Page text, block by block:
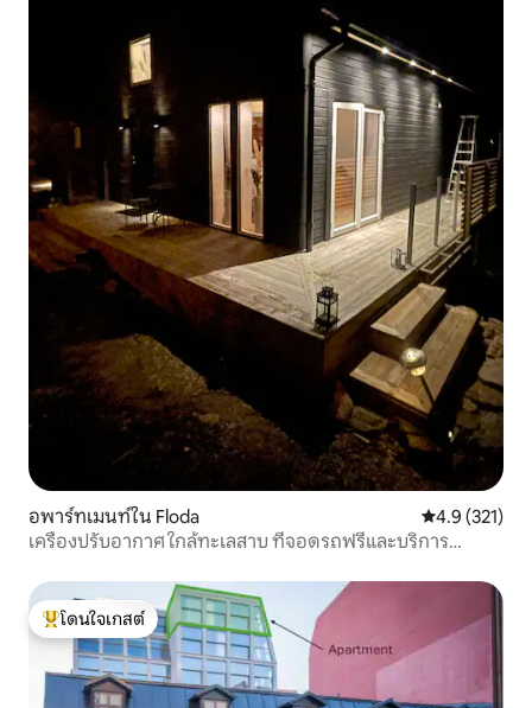
อพาร์ทเมนท์ใน Floda คะแนนเฉลี่ย
4.9 (321)
เครื่องปรับอากาศ ใกล้ทะเลสาบ ที่จอดรถฟรีและบริการ
โดนใจเกสต์ที่สุด
โดนใจเกสต์